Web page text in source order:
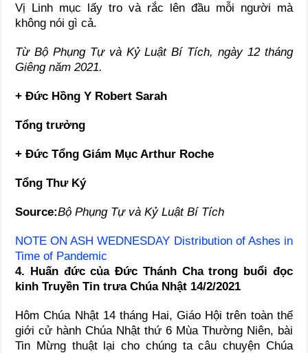
Vị Linh mục lấy tro và rắc lên đầu mỗi người mà
không nói gì cả.
Từ Bộ Phụng Tự và Kỷ Luật Bí Tích, ngày 12 tháng
Giêng năm 2021.
+ Đức Hồng Y Robert Sarah
Tổng trưởng
+ Đức Tổng Giám Mục Arthur Roche
Tổng Thư Ký
Source:Bộ Phụng Tự và Kỷ Luật Bí Tích
NOTE ON ASH WEDNESDAY Distribution of Ashes in
Time of Pandemic
4. Huấn đức của Đức Thánh Cha trong buổi đọc
kinh Truyền Tin trưa Chúa Nhật 14/2/2021
Hôm Chúa Nhật 14 tháng Hai, Giáo Hội trên toàn thế
giới cử hành Chúa Nhật thứ 6 Mùa Thường Niên, bài
Tin Mừng thuật lại cho chúng ta câu chuyện Chúa